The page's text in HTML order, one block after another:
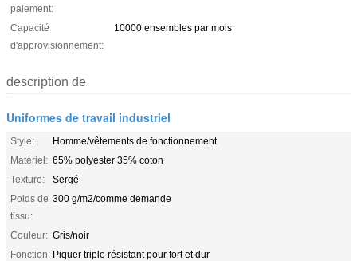
paiement:
Capacité
d'approvisionnement:
10000 ensembles par mois
description de
Uniformes de travail industriel
Style:
Homme/vêtements de fonctionnement
Matériel: 65% polyester 35% coton
Texture:
Sergé
Poids de
tissu:
300 g/m2/comme demande
Couleur: Gris/noir
Fonction: Piquer triple résistant pour fort et dur